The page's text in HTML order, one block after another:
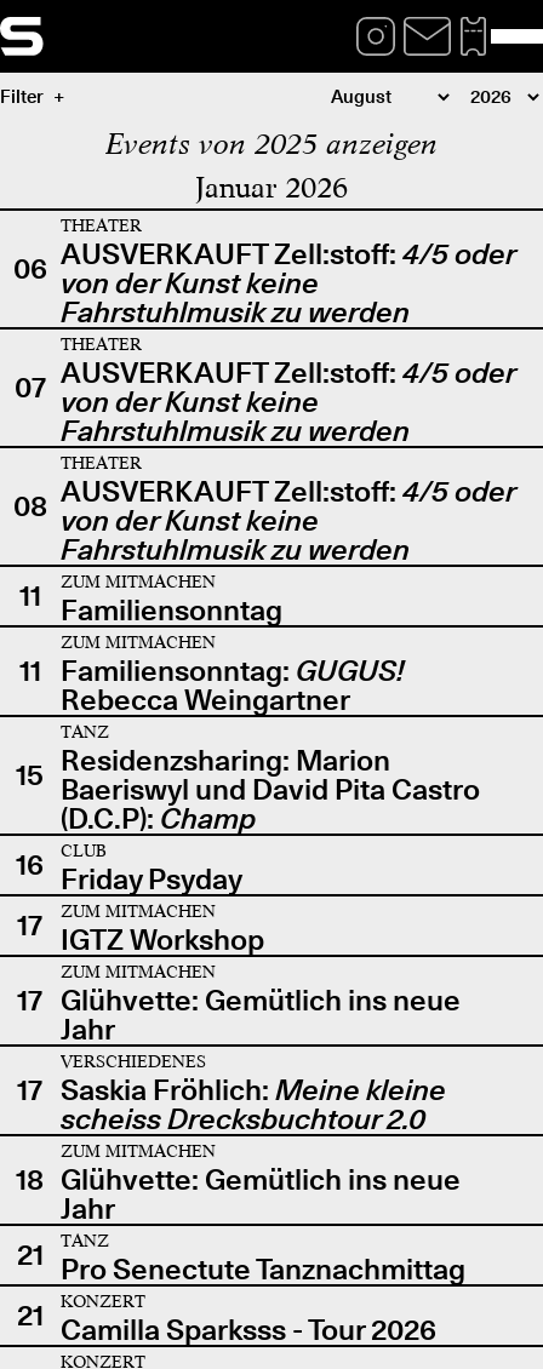
Filter
Events von 2025 anzeigen
Januar 2026
06
THEATER
AUSVERKAUFT Zell:stoff: 4/5 oder
von der Kunst keine
Fahrstuhlmusik zu werden
07
THEATER
AUSVERKAUFT Zell:stoff: 4/5 oder
von der Kunst keine
Fahrstuhlmusik zu werden
08
THEATER
AUSVERKAUFT Zell:stoff: 4/5 oder
von der Kunst keine
Fahrstuhlmusik zu werden
11
ZUM MITMACHEN
Familiensonntag
11
ZUM MITMACHEN
Familiensonntag: GUGUS!
Rebecca Weingartner
15
TANZ
Residenzsharing: Marion
Baeriswyl und David Pita Castro
(D.C.P): Champ
16
CLUB
Friday Psyday
17
ZUM MITMACHEN
IGTZ Workshop
17
ZUM MITMACHEN
Glühvette: Gemütlich ins neue
Jahr
17
VERSCHIEDENES
Saskia Fröhlich: Meine kleine
scheiss Drecksbuchtour 2.0
18
ZUM MITMACHEN
Glühvette: Gemütlich ins neue
Jahr
21
TANZ
Pro Senectute Tanznachmittag
21
KONZERT
Camilla Sparksss - Tour 2026
KONZERT